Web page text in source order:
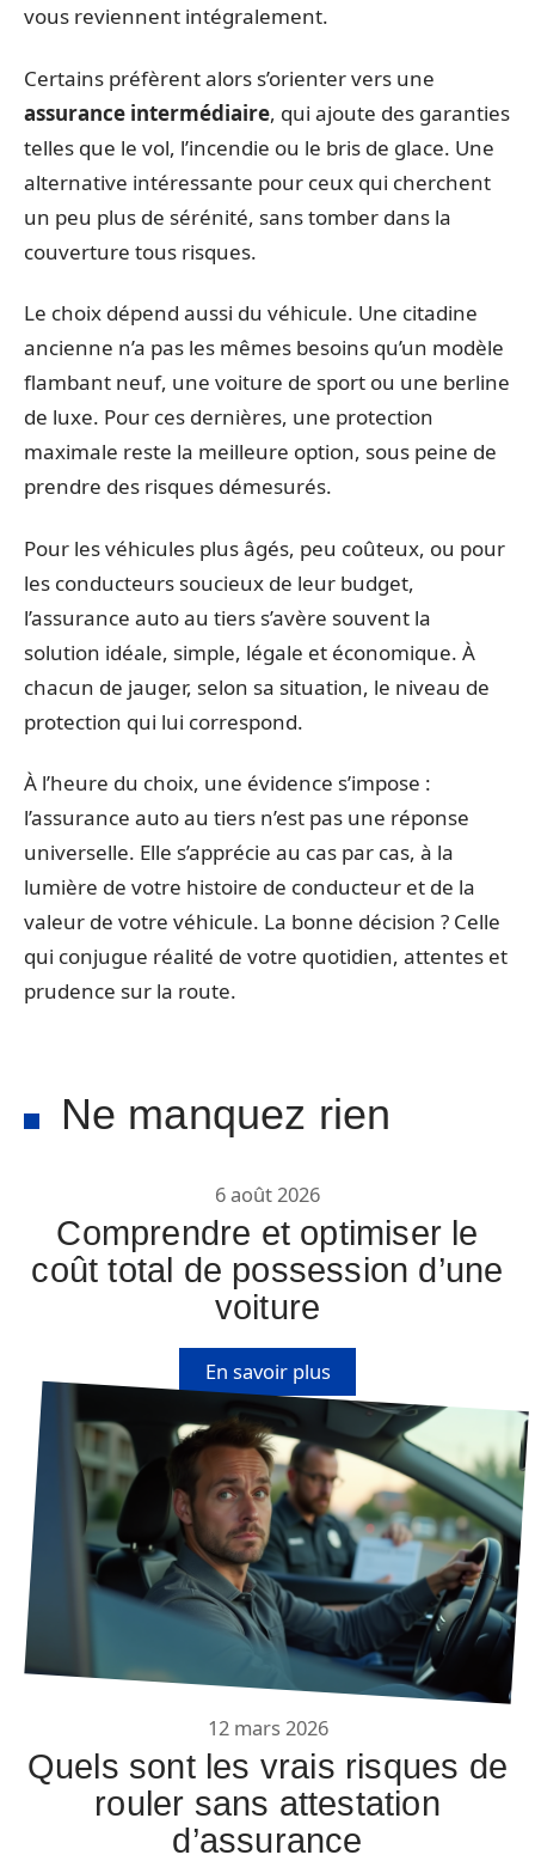
vous reviennent intégralement.
Certains préfèrent alors s’orienter vers une
assurance intermédiaire, qui ajoute des garanties
telles que le vol, l’incendie ou le bris de glace. Une
alternative intéressante pour ceux qui cherchent
un peu plus de sérénité, sans tomber dans la
couverture tous risques.
Le choix dépend aussi du véhicule. Une citadine
ancienne n’a pas les mêmes besoins qu’un modèle
flambant neuf, une voiture de sport ou une berline
de luxe. Pour ces dernières, une protection
maximale reste la meilleure option, sous peine de
prendre des risques démesurés.
Pour les véhicules plus âgés, peu coûteux, ou pour
les conducteurs soucieux de leur budget,
l’assurance auto au tiers s’avère souvent la
solution idéale, simple, légale et économique. À
chacun de jauger, selon sa situation, le niveau de
protection qui lui correspond.
À l’heure du choix, une évidence s’impose :
l’assurance auto au tiers n’est pas une réponse
universelle. Elle s’apprécie au cas par cas, à la
lumière de votre histoire de conducteur et de la
valeur de votre véhicule. La bonne décision ? Celle
qui conjugue réalité de votre quotidien, attentes et
prudence sur la route.
Ne manquez rien
6 août 2026
Comprendre et optimiser le
coût total de possession d’une
voiture
En savoir plus
12 mars 2026
Quels sont les vrais risques de
rouler sans attestation
d’assurance